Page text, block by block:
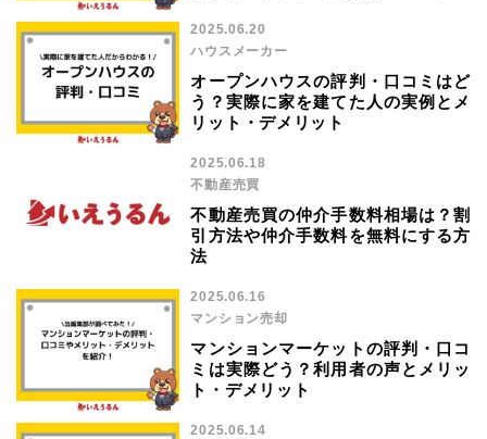
オープンハウスの評判・口コミはど
う？実際に家を建てた人の実例とメ
リット・デメリット
2025.06.20
ハウスメーカー
不動産売買の仲介手数料相場は？割
引方法や仲介手数料を無料にする方
法
2025.06.18
不動産売買
マンションマーケットの評判・口コ
ミは実際どう？利用者の声とメリッ
ト・デメリット
2025.06.16
マンション売却
2025.06.14